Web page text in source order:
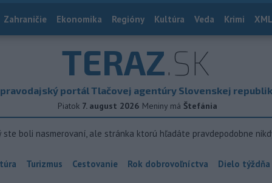
Zahraničie Ekonomika Regióny Kultúra Veda Krimi
TERAZ.SK
portál Tlačovej agentúry Slovenskej
Piatok 7. august 2026 Meniny má Štefánia
ste boli nasmerovaní, ale stránka ktorú hľadáte pravdepodobne
Turizmus Cestovanie Rok dobrovoľníctva Dielo týždňa